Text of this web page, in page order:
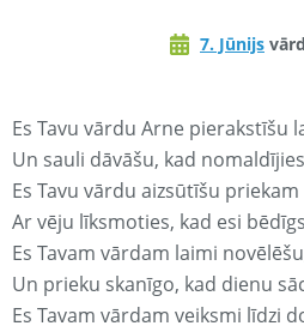
7. Jūnijs
Es Tavu vārdu Arne pierakstīšu
Un sauli dāvāšu, kad
Es Tavu vārdu aizsūtīšu
Ar vēju līksmoties, kad esi
Es Tavam vārdam laimi
Un prieku skanīgo, kad dienu
Es Tavam vārdam veiksmi līdzi